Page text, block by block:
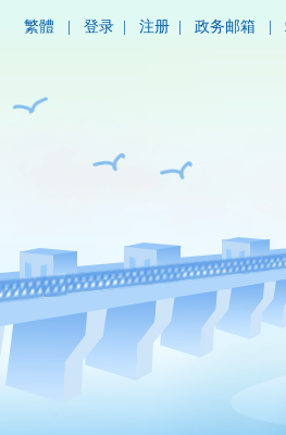
繁體 登录 注册 政务邮箱